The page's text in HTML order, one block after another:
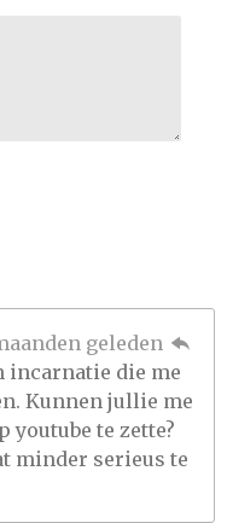
geleden
incarnatie die me
Kunnen jullie me
te zette?
minder serieus te